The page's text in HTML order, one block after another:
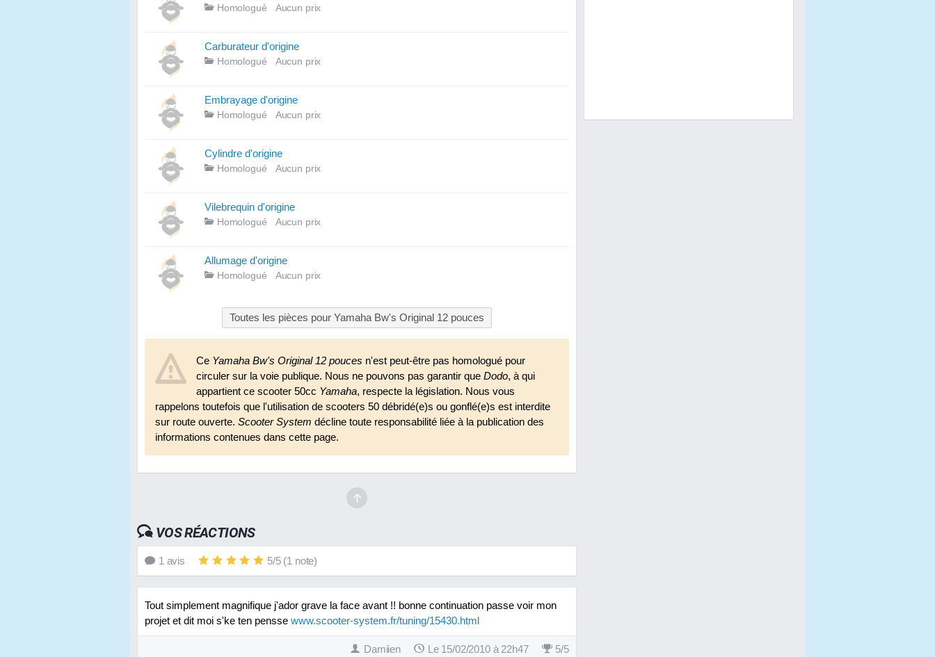
Homologué Aucun prix
Carburateur d'origine
Homologué Aucun prix
Embrayage d'origine
Homologué Aucun prix
Cylindre d'origine
Homologué Aucun prix
Vilebrequin d'origine
Homologué Aucun prix
Allumage d'origine
Homologué Aucun prix
Toutes les pièces pour Yamaha Bw's Original 12 pouces
Ce Yamaha Bw's Original 12 pouces n'est peut-être pas homologué pour
circuler sur la voie publique. Nous ne pouvons pas garantir queDodo, à qui
appartient ce scooter 50cc Yamaha, respecte la législation. Nous vous
rappelons toutefois que l'utilisation de scooters 50 débridé(e)s ou gonflé(e)s est interdite
sur route ouverte. Scooter System décline toute responsabilité liée à la publication des
informations contenues dans cette page.
VOS RÉACTIONS
1 avis 5/5(1 note)
Tout simplement magnifique j'ador grave la face avant !! bonne continuation passe voir mon
projet et dit moi s'ke ten pensse www.scooter-system.fr/tuning/15430.html
Damiien Le 15/02/2010 à 22h47 5/5